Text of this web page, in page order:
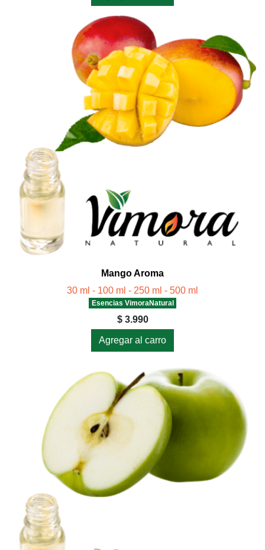
Mango Aroma
30 ml - 100 ml - 250 ml - 500 ml
Esencias VimoraNatural
$ 3.990
Agregar al carro